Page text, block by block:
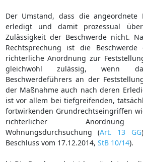
Der Umstand, dass die angeordnete
erledigt und damit prozessual
Zulässigkeit der Beschwerde nicht.
Rechtsprechung ist die
richterliche Anordnung zur
gleichwohl zulässig, wenn
Beschwerdeführers an der
der Maßnahme auch nach deren
ist vor allem bei tiefgreifenden,
fortwirkenden Grundrechtseingriffen
richterlicher Anordnung
Wohnungsdurchsuchung (Art. 13 GG
Beschluss vom 17.12.2014, StB 10/14).